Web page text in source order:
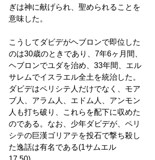
ぎは神に献げられ、聖められることを
意味した。
こうしてダビデがヘブロンで即位した
のは30歳のときであり、7年6ヶ月間、
ヘブロンでユダを治め、33年間、エル
サレムでイスラエル全土を統治した。
ダビデはペリシテ人だけでなく、モア
ブ人、アラム人、エドム人、アンモン
人も打ち破り、これらを配下に収めた
のである。なお、少年ダビデが、ペリ
シテの巨漢ゴリアテを投石で撃ち殺し
た逸話は有名である(1サムエル